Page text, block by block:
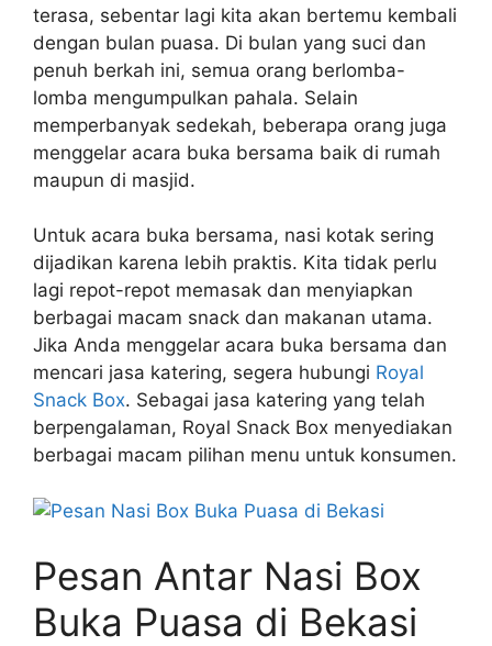
terasa, sebentar lagi kita akan bertemu kembali
dengan bulan puasa. Di bulan yang suci dan
penuh berkah ini, semua orang berlomba-
lomba mengumpulkan pahala. Selain
memperbanyak sedekah, beberapa orang juga
menggelar acara buka bersama baik di rumah
maupun di masjid.
Untuk acara buka bersama, nasi kotak sering
dijadikan karena lebih praktis. Kita tidak perlu
lagi repot-repot memasak dan menyiapkan
berbagai macam snack dan makanan utama.
Jika Anda menggelar acara buka bersama dan
mencari jasa katering, segera hubungi Royal
Snack Box. Sebagai jasa katering yang telah
berpengalaman, Royal Snack Box menyediakan
berbagai macam pilihan menu untuk konsumen.
Pesan Antar Nasi Box
Buka Puasa di Bekasi